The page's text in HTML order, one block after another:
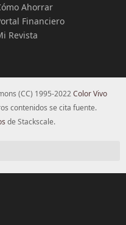
Ahorrar
Financiero
Revista
(CC) 1995-2022Color Vivo
contenidos se cita fuente.
de Stackscale.